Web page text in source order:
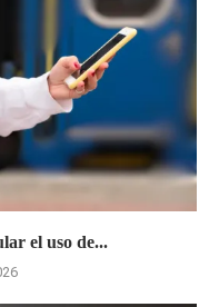
el uso de...